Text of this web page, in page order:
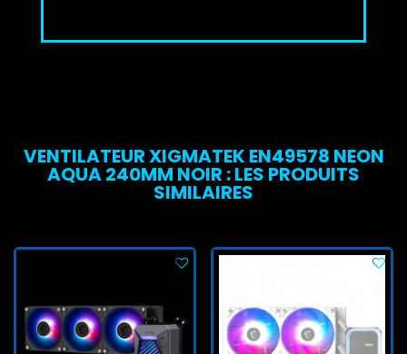
VENTILATEUR XIGMATEK EN49578 NEON
AQUA 240MM NOIR : LES PRODUITS
SIMILAIRES